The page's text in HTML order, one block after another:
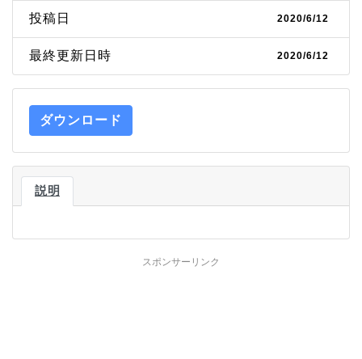
投稿日 2020/6/12
最終更新日時 2020/6/12
ダウンロード
説明
スポンサーリンク